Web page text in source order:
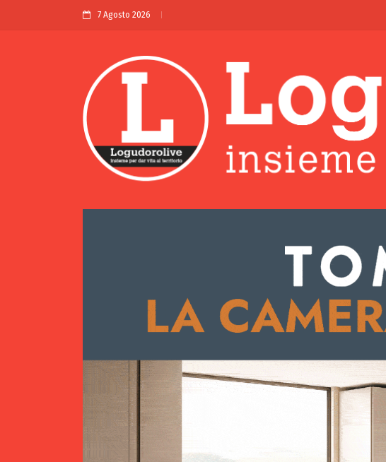
7 Agosto 2026